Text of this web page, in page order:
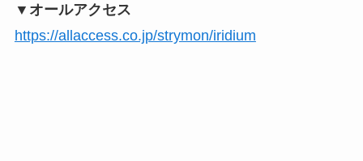
▼オールアクセス
https://allaccess.co.jp/strymon/iridium